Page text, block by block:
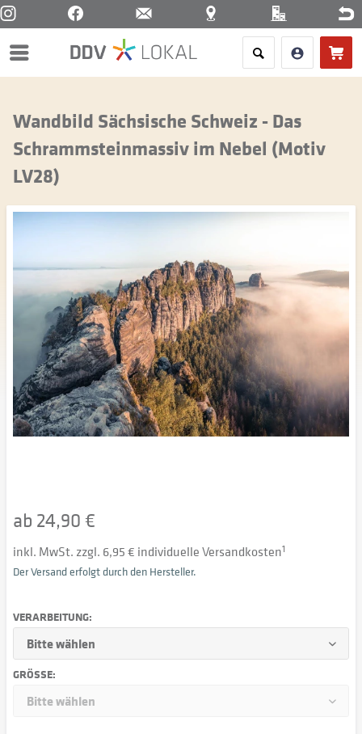
Menü
Wandbild Sächsische Schweiz - Das
Schrammsteinmassiv im Nebel (Motiv
LV28)
ab 24,90 €
inkl. MwSt. zzgl. 6,95 € individuelle Versandkosten1
Der Versand erfolgt durch den Hersteller.
VERARBEITUNG:
GRÖSSE: